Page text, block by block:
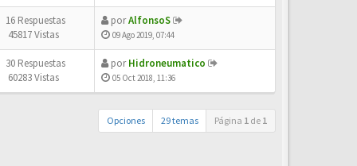
16 Respuestas
45817 Vistas
porAlfonsoS
09 Ago 2019, 07:44
30 Respuestas
60283 Vistas
porHidroneumatico
05 Oct 2018, 11:36
Opciones 29 temas Página 1 de 1